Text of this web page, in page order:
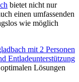
bietet nicht nur
einen umfassenden
wie möglich
mit 2 Personen
Entladeunterstützung
Lösungen